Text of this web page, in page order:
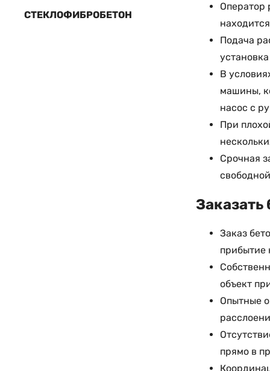
СТЕКЛОФИБРОБЕТОН
Оператор
Подача
В
машины,
насос с
При
Срочная
Заказ
прибытие
объект
Опытные
прямо в